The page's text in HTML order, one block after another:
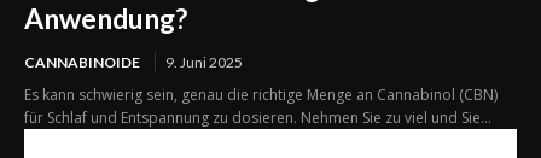
Anwendung?
CANNABINOIDE 9. Juni 2025
Es kann schwierig sein, genau die richtige Menge an Cannabinol (CBN)
für Schlaf und Entspannung zu dosieren. Nehmen Sie zu viel und Sie...